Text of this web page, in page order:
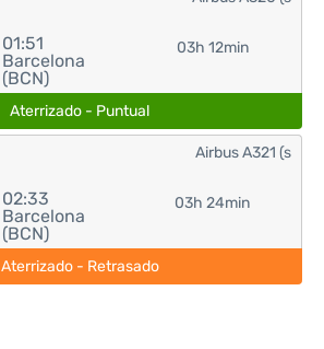
01:51
Barcelona
(BCN)
03h 12min
Aterrizado - Puntual
02:33
Barcelona
(BCN)
03h 24min
Airbus A321 (s
Aterrizado - Retrasado